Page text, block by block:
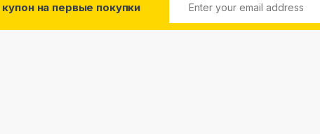
купон на первые покупки